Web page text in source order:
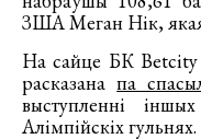
ЗША Меган Нік,
На сайце БК Betcity
расказанапа
выступленні
Алімпійскіх гульнях.